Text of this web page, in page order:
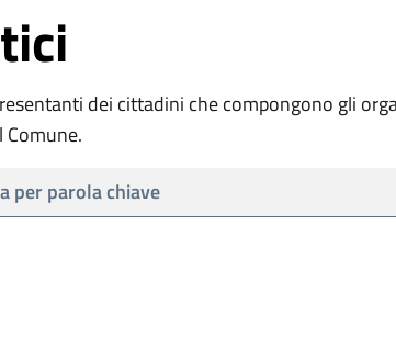
dei cittadini che compongono gli